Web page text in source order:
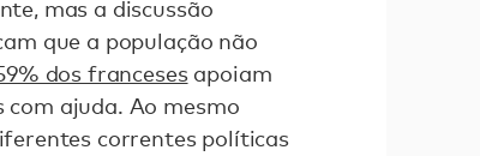
mas a discussão
que a população não
dos francesesapoiam
ajuda. Ao mesmo
correntes políticas